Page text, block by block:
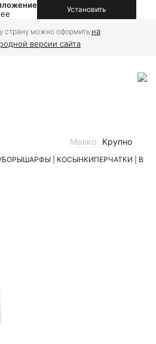
Установить
страну можно оформить на
версии сайта
ШАРФЫ | КОСЫНКИПЕРЧАТКИ |
Мелко Крупно